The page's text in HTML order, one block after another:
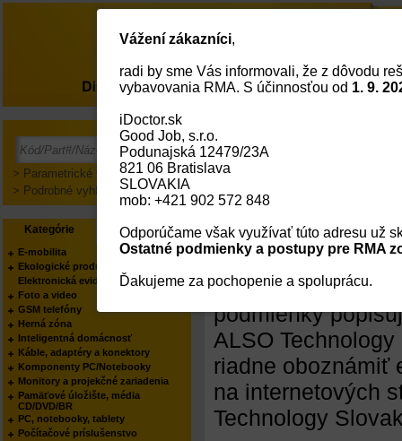
Všeobecné
Technology
ALSO
so softwarom,
podmienky
ALSO
riadne oboznámiť
na internetových
Technology
> Parametrické vyhľadávanie
> Podrobné vyhľadávanie
Kategórie Výrobcovia
E-mobilita
Ekologické produkty
Elektronická evidencia tržieb
Foto a video
GSM telefóny
Herná zóna
Inteligentná domácnosť
Káble, adaptéry a konektory
Komponenty PC/Notebooky
Monitory a projekčné zariadenia
Pamäťové úložište, média
CD/DVD/BR
PC, notebooky, tablety
Počítačové príslušenstvo
O nás
Vážení zákazníci,
radi by sme Vás informovali, že z dôvodu
vybavovania RMA. S účinnosťou od 1. 9.
iDoctor.sk
Good Job, s.r.o.
Podunajská 12479/23A
821 06 Bratislava
SLOVAKIA
mob: +421 902 572 848
Odporúčame však využívať túto adresu už
Ostatné podmienky a postupy pre RMA
Ďakujeme za pochopenie a spoluprácu.